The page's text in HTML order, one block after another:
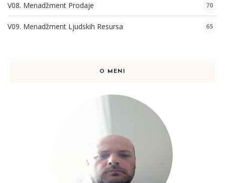
V08. Menadžment Prodaje 70
V09. Menadžment Ljudskih Resursa 65
O MENI